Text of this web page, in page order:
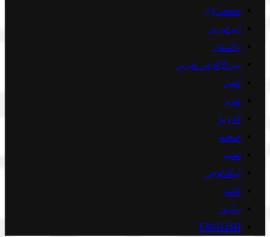
صفحہ اوّل
اہم خبریں
پاکستان
بین الاقوامی خبریں
کھیل
شوبز
کاروبار
صحت
تعلیم
ٹیکنالوجی
کالمز
ویڈیوز
ENGLISH